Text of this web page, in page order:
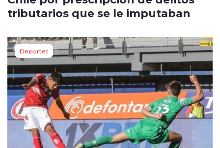
tributarios que se le imputaban
Deportes